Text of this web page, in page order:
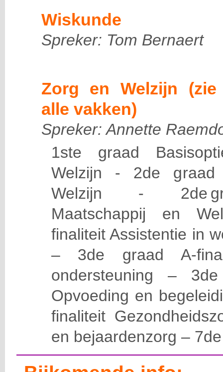
Wiskunde
Spreker: Tom Bernaert
Zorg en Welzijn
alle vakken)
Spreker: Annette
1ste graad
Welzijn - 2de graad
Welzijn - 2de
Maatschappij en
finaliteit Assistentie in
– 3de graad A-
ondersteuning –
Opvoeding en
finaliteit
en bejaardenzorg –